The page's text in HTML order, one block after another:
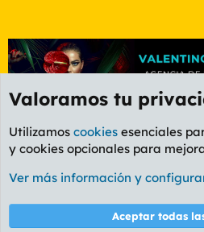
Foro Informática y Videojuegos
Cookies
PL OLDSTYLE
Términos y reglas
Valoramos tu
Utilizamos cookies esenciales
y cookies opcionales para
Ver más información y
Aceptar todas